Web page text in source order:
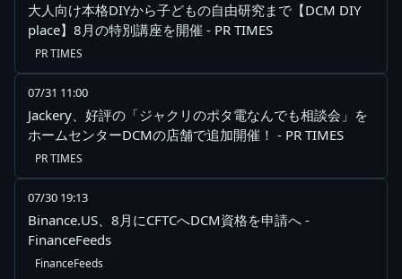
大人向け本格DIYから子どもの自由研究まで【DCM DIY
place】8月の特別講座を開催 - PR TIMES
PR TIMES
07/31 11:00
Jackery、好評の「ジャクリのポタ電なんでも相談会」を
ホームセンターDCMの店舗で追加開催！ - PR TIMES
PR TIMES
07/30 19:13
Binance.US、8月にCFTCへDCM資格を申請へ -
FinanceFeeds
FinanceFeeds